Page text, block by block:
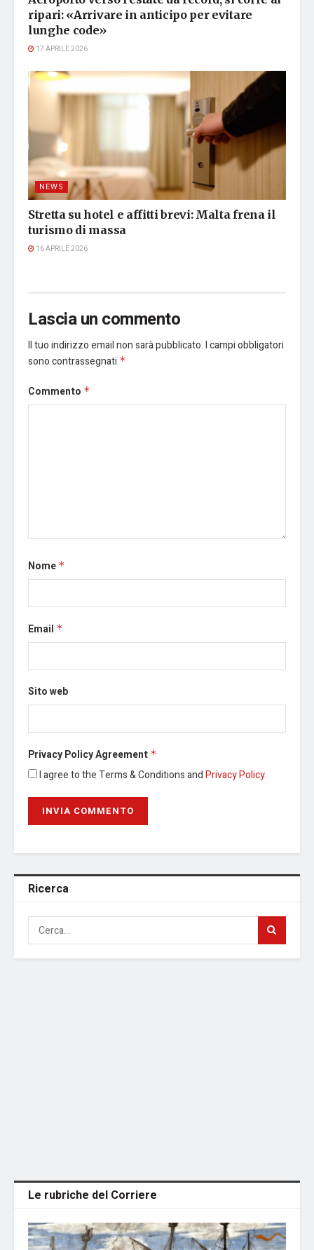
ripari: «Arrivare in anticipo per evitare
lunghe code»
17 APRILE 2026
NEWS
Stretta su hotel e affitti brevi: Malta frena il
turismo di massa
16 APRILE 2026
Lascia un commento
Il tuo indirizzo email non sarà pubblicato.I campi obbligatori
sono contrassegnati *
Commento *
Nome *
Email *
Sito web
Privacy Policy Agreement *
I agree to the Terms & Conditions andPrivacy Policy.
Ricerca
Le rubriche del Corriere